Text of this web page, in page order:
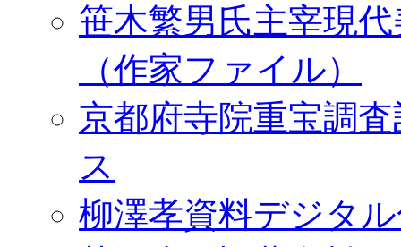
笹木繁男氏主宰現
（作家ファイル）
京都府寺院重宝調
ス
柳澤孝資料デジタ